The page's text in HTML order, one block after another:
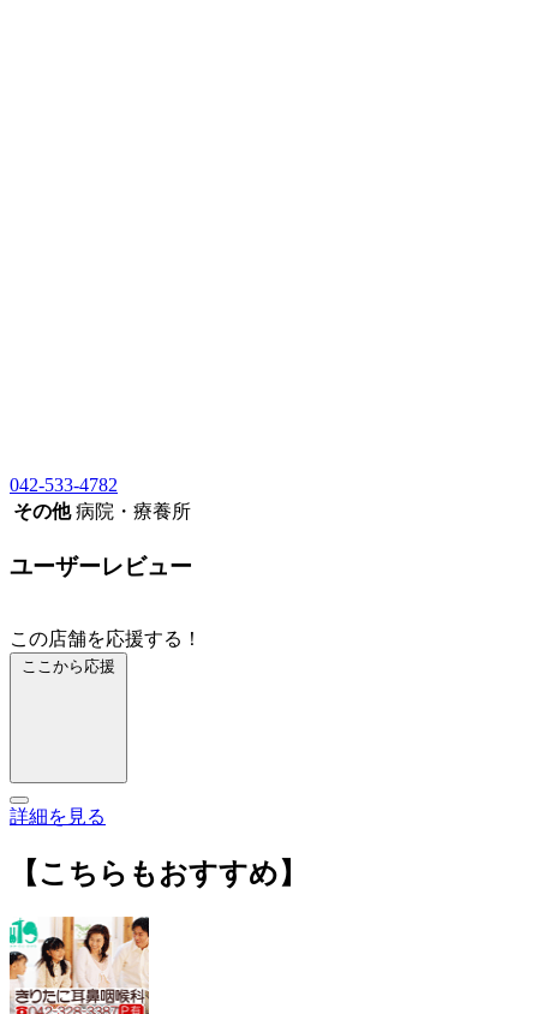
042-533-4782
その他 病院・療養所
ユーザーレビュー
この店舗を応援する！
ここから応援
詳細を見る
【こちらもおすすめ】